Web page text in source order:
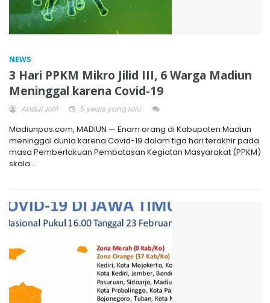
NEWS
3 Hari PPKM Mikro Jilid III, 6 Warga Madiun
Meninggal karena Covid-19
Abdul Jalil 5 years yang lalu
Madiunpos.com, MADIUN — Enam orang di Kabupaten Madiun
meninggal dunia karena Covid-19 dalam tiga hari terakhir pada
masa Pemberlakuan Pembatasan Kegiatan Masyarakat (PPKM)
skala...